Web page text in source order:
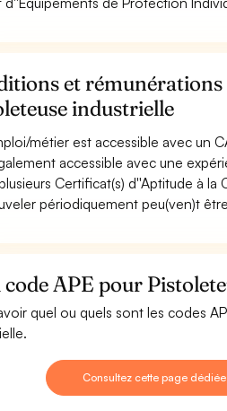
et
industrielle
métier est accessible avec un
accessible avec une
Certificat(s) d''Aptitude à
périodiquement peu(ven)t
code APE pour
quel ou quels sont les codes
Consultez cette page